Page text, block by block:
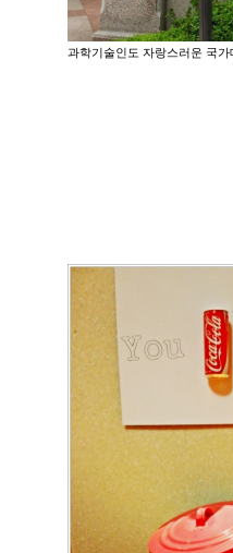
과학기술인도 자랑스러운 국가